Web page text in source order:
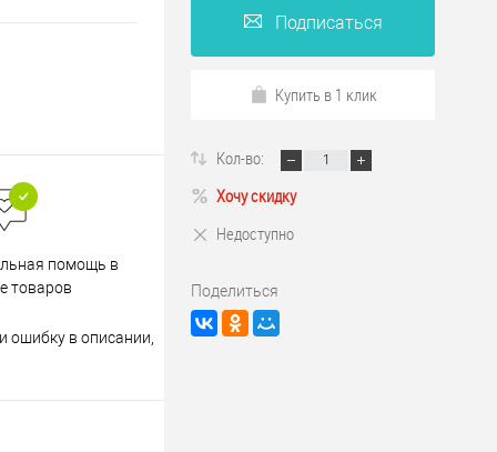
помощь в
товаров
сертифицирован
ошибку в описании,
Подписаться
Купить в 1 клик
Кол-во:
Хочу скидку
Недоступно
Поделиться